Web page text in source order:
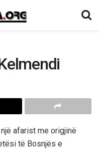
një afarist me origjinë
të Bosnjës e